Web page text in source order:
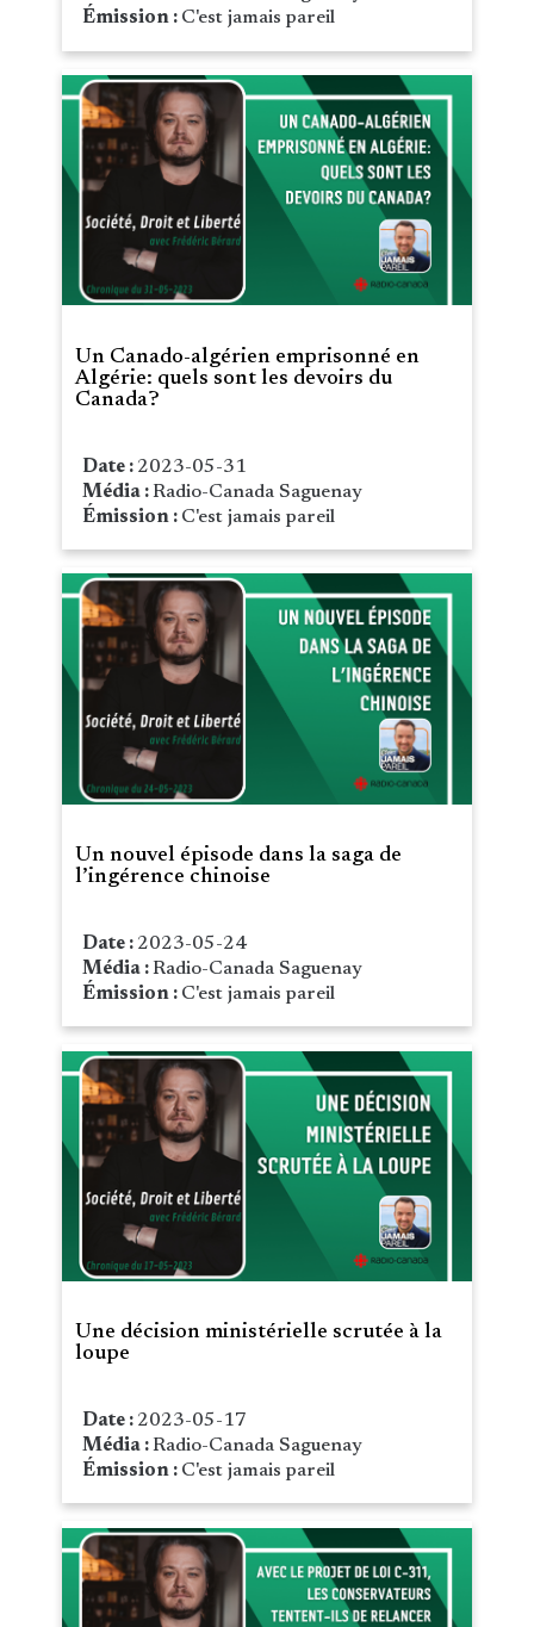
Émission : C'est jamais pareil
Un Canado-algérien emprisonné en
Algérie: quels sont les devoirs du
Canada?
Date : 2023-05-31
Média :Radio-Canada Saguenay
Émission : C'est jamais pareil
Un nouvel épisode dans la saga de
l’ingérence chinoise
Date : 2023-05-24
Média :Radio-Canada Saguenay
Émission : C'est jamais pareil
Une décision ministérielle scrutée à la
loupe
Date : 2023-05-17
Média :Radio-Canada Saguenay
Émission : C'est jamais pareil